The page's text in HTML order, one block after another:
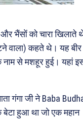
भैंसों को चारा खिलाते
वाला) कहते थे। यह बीर
नाम से मशहूर हुई। यहां
गंगा जी ने Baba
बेटा हुआ था जो एक महान